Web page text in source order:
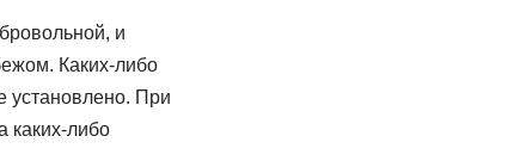
и
Каких-либо
установлено. При
каких-либо